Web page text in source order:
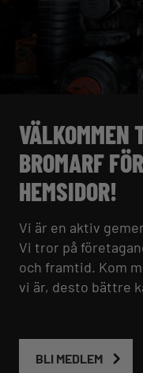
BROMARF
HEMSIDOR!
Vi är en aktiv
Vi tror på
och framtid. Kom
vi är, desto bättre
BLI MEDLEM